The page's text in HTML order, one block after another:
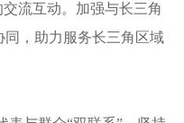
流互动。加强与长三角
同，助力服务长三角区域